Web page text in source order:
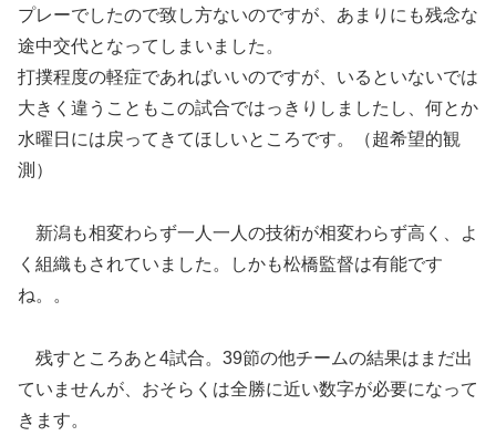
プレーでしたので致し方ないのですが、あまりにも残念な
途中交代となってしまいました。
打撲程度の軽症であればいいのですが、いるといないでは
大きく違うこともこの試合ではっきりしましたし、何とか
水曜日には戻ってきてほしいところです。（超希望的観
測）
新潟も相変わらず一人一人の技術が相変わらず高く、よ
く組織もされていました。しかも松橋監督は有能です
ね。。
残すところあと4試合。39節の他チームの結果はまだ出
ていませんが、おそらくは全勝に近い数字が必要になって
きます。